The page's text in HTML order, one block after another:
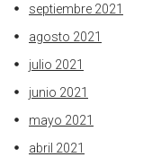
septiembre 2021
agosto 2021
julio 2021
junio 2021
mayo 2021
abril 2021